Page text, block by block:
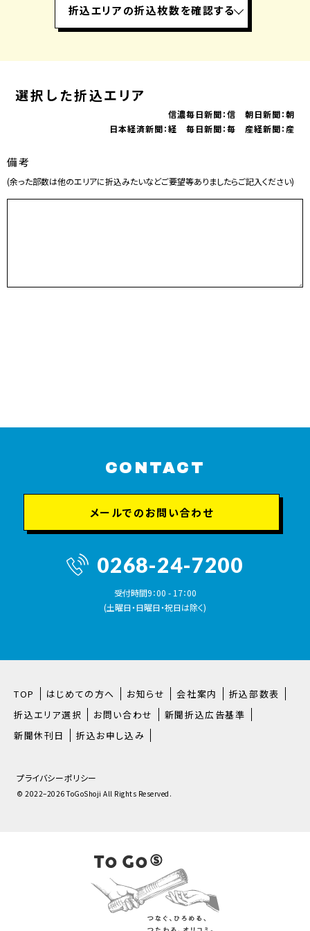
折込エリアの折込枚数を確認する
選択した折込エリア
信濃毎日新聞：信 朝日新聞：朝
日本経済新聞：経 毎日新聞：毎 産経新聞：産
備考
(余った部数は他のエリアに折込みたいなどご要望等ありましたらご記入ください)
CONTACT
メールでのお問い合わせ
0268-24-7200
受付時間9：00 - 17：00
(土曜日・日曜日・祝日は除く)
TOP はじめての方へ お知らせ 会社案内
折込部数表
折込エリア選択
お問い合わせ
新聞折込広告基準
新聞休刊日
折込お申し込み
プライバシーポリシー
© 2022–2026 ToGoShoji All Rights Reserved.